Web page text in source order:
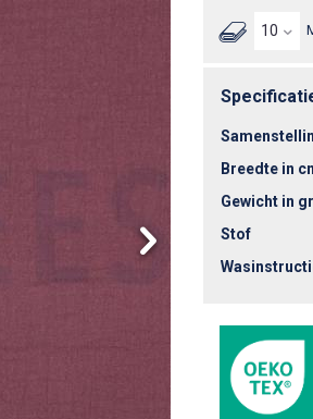
Breedte in
Gewicht in
Stof